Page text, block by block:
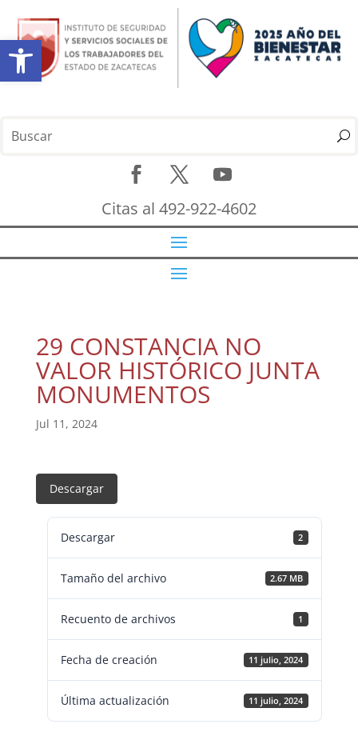
Abrir barra de herramientas
Citas al 492-922-4602
29 CONSTANCIA NO
VALOR HISTÓRICO JUNTA
MONUMENTOS
Jul 11, 2024
Descargar
Descargar 2
Tamaño del archivo 2.67 MB
Recuento de archivos 1
Fecha de creación 11 julio, 2024
Última actualización 11 julio, 2024